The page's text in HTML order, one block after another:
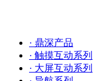
· 鼎深产品
· 触摸互动系列
· 大屏互动系列